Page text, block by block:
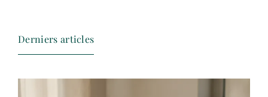
Derniers articles